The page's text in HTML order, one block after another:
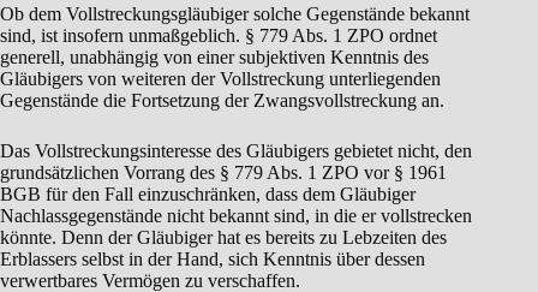
Ob dem Vollstreckungsgläubiger solche Gegenstände bekannt
sind, ist insofern unmaßgeblich. § 779 Abs. 1 ZPO ordnet
generell, unabhängig von einer subjektiven Kenntnis des
Gläubigers von weiteren der Vollstreckung unterliegenden
Gegenstände die Fortsetzung der Zwangsvollstreckung an.
Das Vollstreckungsinteresse des Gläubigers gebietet nicht, den
grundsätzlichen Vorrang des § 779 Abs. 1 ZPO vor § 1961
BGB für den Fall einzuschränken, dass dem Gläubiger
Nachlassgegenstände nicht bekannt sind, in die er vollstrecken
könnte. Denn der Gläubiger hat es bereits zu Lebzeiten des
Erblassers selbst in der Hand, sich Kenntnis über dessen
verwertbares Vermögen zu verschaffen.